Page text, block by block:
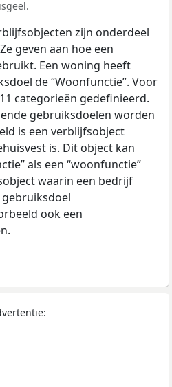
zijn onderdeel
geven aan hoe een
Een woning heeft
de “Woonfunctie”. Voor
categorieën gedefinieerd.
gebruiksdoelen worden
is een verblijfsobject
is. Dit object kan
als een “woonfunctie”
waarin een bedrijf
ook een